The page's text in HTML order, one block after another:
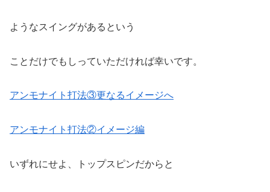
ようなスイングがあるという
ことだけでもしっていただければ幸いです。
アンモナイト打法③更なるイメージへ
アンモナイト打法②イメージ編
いずれにせよ、トップスピンだからと